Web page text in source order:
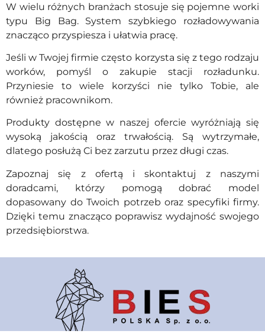
W wielu różnych branżach stosuje się pojemne worki
typu Big Bag. System szybkiego rozładowywania
znacząco przyspiesza i ułatwia pracę.
Jeśli w Twojej firmie często korzysta się z tego rodzaju
worków, pomyśl o zakupie stacji rozładunku.
Przyniesie to wiele korzyści nie tylko Tobie, ale
również pracownikom.
Produkty dostępne w naszej ofercie wyróżniają się
wysoką jakością oraz trwałością. Są wytrzymałe,
dlatego posłużą Ci bez zarzutu przez długi czas.
Zapoznaj się z ofertą i skontaktuj z naszymi
doradcami, którzy pomogą dobrać model
dopasowany do Twoich potrzeb oraz specyfiki firmy.
Dzięki temu znacząco poprawisz wydajność swojego
przedsiębiorstwa.